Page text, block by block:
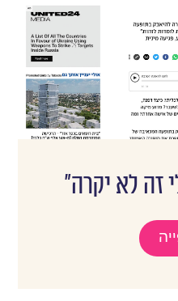
זה לא יקרה"